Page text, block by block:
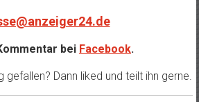
bei Facebook.
gefallen? Dann liked und teilt ihn gerne.